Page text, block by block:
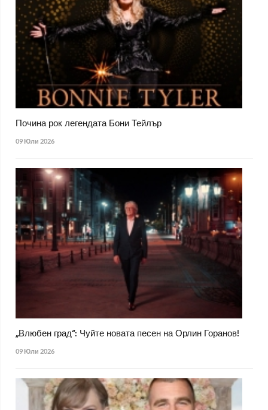
Почина рок легендата Бони Тейлър
09 Юли 2026
„Влюбен град“: Чуйте новата песен на Орлин Горанов!
09 Юли 2026